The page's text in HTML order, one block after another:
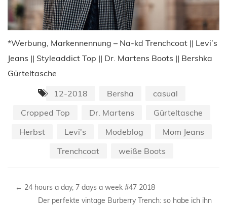
*Werbung, Markennennung – Na-kd Trenchcoat || Levi’s
Jeans || Styleaddict Top || Dr. Martens Boots || Bershka
Gürteltasche
12-2018
Bersha
casual
Cropped Top
Dr. Martens
Gürteltasche
Herbst
Levi's Modeblog
Mom Jeans
Trenchcoat
weiße Boots
← 24 hours a day, 7 days a week #47 2018
Der perfekte vintage Burberry Trench: so habe ich ihn